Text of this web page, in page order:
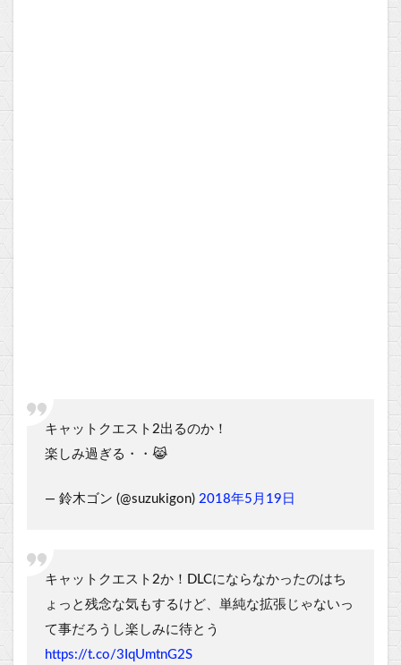
キャットクエスト2出るのか！
楽しみ過ぎる・・😹
— 鈴木ゴン (@suzukigon) 2018年5月19日
キャットクエスト2か！DLCにならなかったのはち
ょっと残念な気もするけど、単純な拡張じゃないっ
て事だろうし楽しみに待とう
https://t.co/3IqUmtnG2S